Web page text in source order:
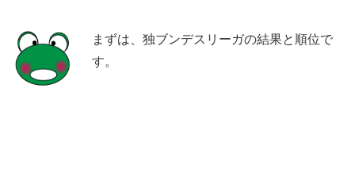
まずは、独ブンデスリーガの結果と順位で
す。